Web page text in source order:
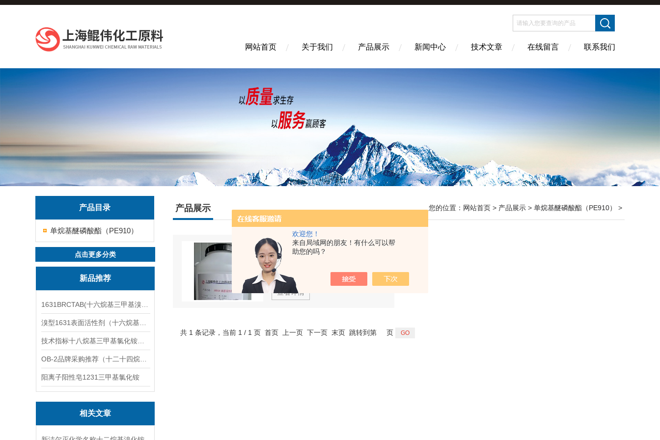
欢迎您！
来自局域网的朋友！有什么可以帮
助您的吗？
网站首页 关于我们 产品展示 新闻中心 技术文章 在线留言 联系我们
产品目录
单烷基醚磷酸酯（PE910）
点击更多分类
新品推荐
阳离子阳性皂1231三甲基氯化铵
相关文章
产品展示 您的位置： 网站首页 > 产品展示 > 单烷基醚磷酸酯（PE910） >
单烷基醚磷酸酯甲盐
型号：
厂商性质：
生产厂家
查看详情
共 1 条记录，当前 1 / 1 页 首页 上一页 下一页 末页 跳转到第 页